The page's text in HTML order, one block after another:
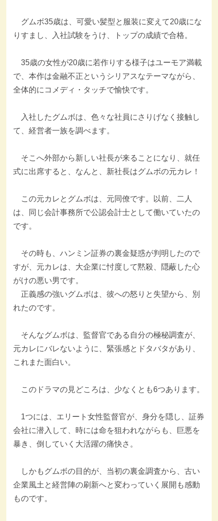
グムボ35歳は、可愛い髪型と服装に変えて20歳にな
りすまし、入社試験をうけ、トップの成績で合格。
35歳の女性が20歳に若作りする様子はユーモア満載
で、本作は金融不正というシリアスなテーマながら、
全体的にコメディ・タッチで愉快です。
入社したグムボは、色々な社員にさりげなく接触し
て、経営者一族を調べます。
そこへ外部から新しい社長が来ることになり、就任
式に出席すると、なんと、新社長はグムボの元カレ！
この元カレとグムボは、元同僚です。以前、二人
は、同じ会計事務所で公認会計士として働いていたの
です。
その時も、ハンミン証券の裏金疑惑が判明したので
すが、元カレは、大企業に忖度して黙殺、隠蔽した心
がけの悪い男です。
正義感の強いグムボは、彼への怒りと失望から、別
れたのです。
そんなグムボは、監督官である自分の極秘調査が、
元カレにバレないように、緊張感とドタバタがあり、
これまた面白い。
このドラマの見どころは、少なくとも6つあります。
1つには、エリート女性監督官が、身分を隠し、証券
会社に潜入して、時には命を狙われながらも、巨悪を
暴き、倒していく大活躍の痛快さ。
しかもグムボの目的が、当初の裏金調査から、古い
企業風土と経営陣の刷新へと変わっていく展開も感動
ものです。